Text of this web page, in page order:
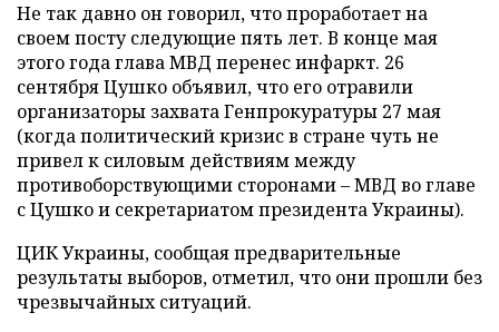
Не так давно он говорил, что проработает на
своем посту следующие пять лет. В конце мая
этого года глава МВД перенес инфаркт. 26
сентября Цушко объявил, что его отравили
организаторы захвата Генпрокуратуры 27 мая
(когда политический кризис в стране чуть не
привел к силовым действиям между
противоборствующими сторонами – МВД во главе
с Цушко и секретариатом президента Украины).
ЦИК Украины, сообщая предварительные
результаты выборов, отметил, что они прошли без
чрезвычайных ситуаций.